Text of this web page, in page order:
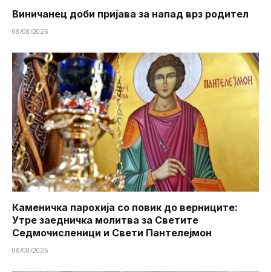
Виничанец доби пријава за напад врз родител
08/08/2026
Каменичка парохија со повик до верниците:
Утре заедничка молитва за Светите
Седмочисленици и Свети Пантелејмон
08/08/2026